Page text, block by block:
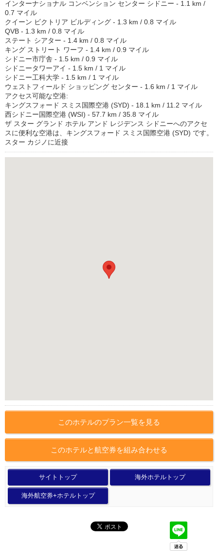
インターナショナル コンベンション センター シドニー - 1.1 km /
0.7 マイル
クイーン ビクトリア ビルディング - 1.3 km / 0.8 マイル
QVB - 1.3 km / 0.8 マイル
ステート シアター - 1.4 km / 0.8 マイル
キング ストリート ワーフ - 1.4 km / 0.9 マイル
シドニー市庁舎 - 1.5 km / 0.9 マイル
シドニータワーアイ - 1.5 km / 1 マイル
シドニー工科大学 - 1.5 km / 1 マイル
ウェストフィールド ショッピング センター - 1.6 km / 1 マイル
アクセス可能な空港:
キングスフォード スミス国際空港 (SYD) - 18.1 km / 11.2 マイル
西シドニー国際空港 (WSI) - 57.7 km / 35.8 マイル
ザ スター グランド ホテル アンド レジデンス シドニーへのアクセ
スに便利な空港は、キングスフォード スミス国際空港 (SYD) です。
スター カジノに近接
このホテルのプラン一覧を見る
このホテルと航空券を組み合わせる
サイトトップ 海外ホテルトップ
海外航空券+ホテルトップ